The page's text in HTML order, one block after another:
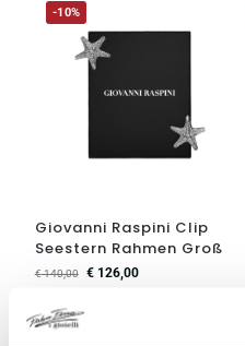
-10%
Giovanni Raspini Clip
Seestern Rahmen Groß
€140,00 €126,00